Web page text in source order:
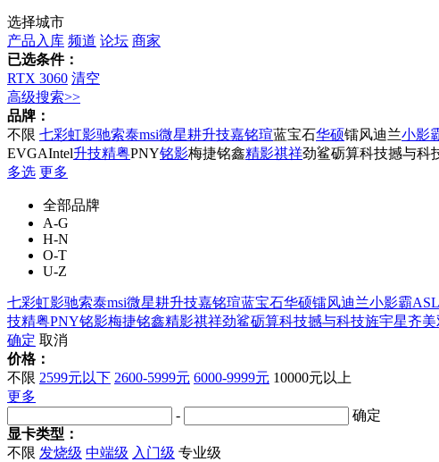
选择城市
产品入库 频道 论坛 商家
已选条件：
RTX 3060 清空
高级搜索>>
品牌：
不限 七彩虹影驰索泰msi微星耕升技嘉铭瑄蓝宝石华硕镭风迪兰小影
EVGAIntel升技精粤PNY铭影梅捷铭鑫精影祺祥劲鲨砺算科技撼与科
多选 更多
全部品牌
A-G
H-N
O-T
U-Z
七彩虹影驰索泰msi微星耕升技嘉铭瑄蓝宝石华硕镭风迪兰小影霸
技精粤PNY铭影梅捷铭鑫精影祺祥劲鲨砺算科技撼与科技旌宇星齐美
确定 取消
价格：
不限 2599元以下 2600-5999元 6000-9999元 10000元以上
更多
-
确定
显卡类型：
不限 发烧级 中端级 入门级 专业级